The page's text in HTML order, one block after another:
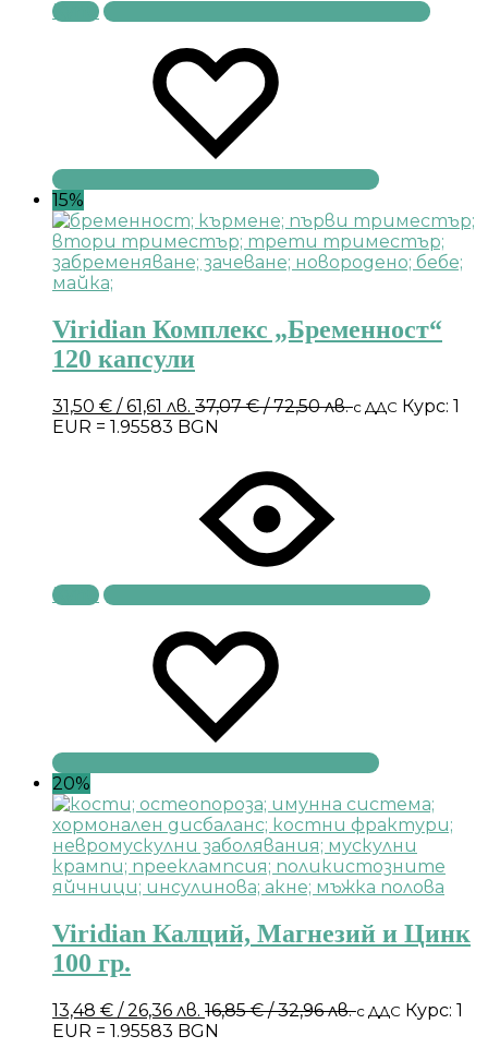
Купи
15%
Viridian Комплекс „Бременност“
120 капсули
31,50 € / 61,61 лв. 37,07€/ 72,50 лв.с ДДС Курс: 1
EUR = 1.95583 BGN
Купи
20%
Viridian Калций, Магнезий и Цинк
100 гр.
13,48 € / 26,36 лв. 16,85€/ 32,96 лв.с ДДС Курс: 1
EUR = 1.95583 BGN